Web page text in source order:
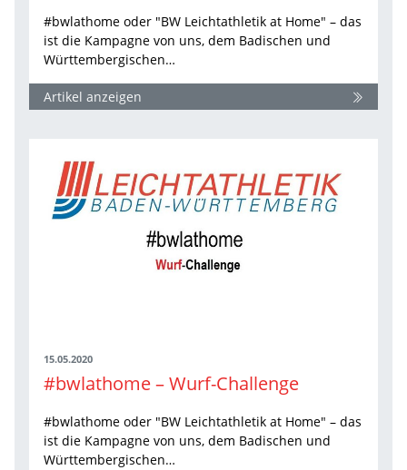
#bwlathome oder "BW Leichtathletik at Home" – das
ist die Kampagne von uns, dem Badischen und
Württembergischen…
Artikel anzeigen
15.05.2020
#bwlathome – Wurf-Challenge
#bwlathome oder "BW Leichtathletik at Home" – das
ist die Kampagne von uns, dem Badischen und
Württembergischen…